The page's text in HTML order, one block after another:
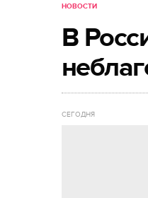
НОВОСТИ
В
СЕГОДНЯ